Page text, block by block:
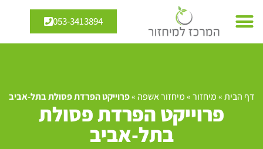
053-3413894
דף הבית»מיחזור»מיחזור אשפה »פרוייקט הפרדת פסולת בתל-אביב
פרוייקט הפרדת פסולת
בתל-אביב